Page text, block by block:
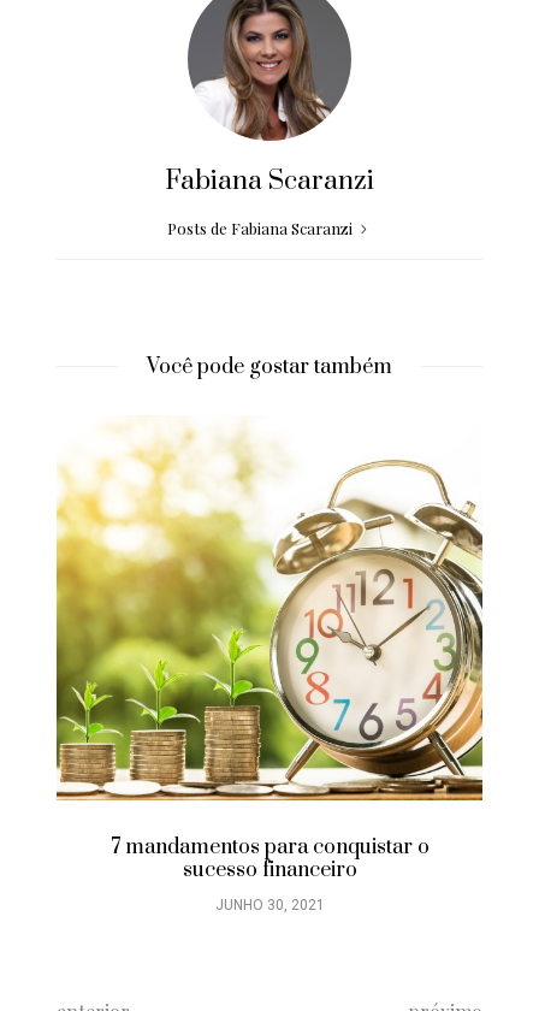
Fabiana Scaranzi
Posts de Fabiana Scaranzi
Você pode gostar também
7 mandamentos para conquistar o
sucesso financeiro
JUNHO 30, 2021